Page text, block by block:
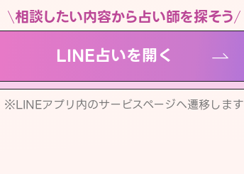
相談したい内容から占い師を探そう
LINE占いを開く
※LINEアプリ内のサービスページへ遷移します